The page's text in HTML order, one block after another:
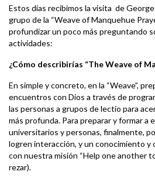
Estos días recibimos la visita de
grupo de la “Weave of Manquehue
profundizar un poco más preguntando
actividades:
¿Cómo describirías “The Weave of
En simple y concreto, en la “Weave”,
encuentros con Dios a través de
las personas a grupos de lectio para
más profunda. Para preparar y formar a
universitarios y personas, finalmente,
logren interacción, y un conocimiento y
con nuestra misión “Help one another
rezar).